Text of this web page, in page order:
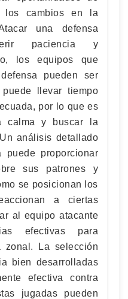
los cambios en la
una defensa
paciencia y
los equipos que
pueden ser
llevar tiempo
por lo que es
calma y buscar la
análisis detallado
proporcionar
sus patrones y
se posicionan los
a ciertas
al equipo atacante
efectivas para
zonal. La selección
bien desarrolladas
efectiva contra
jugadas pueden